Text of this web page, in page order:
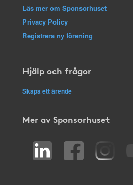
Läs mer om Sponsorhuset
Privacy Policy
Registrera ny förening
Hjälp och frågor
Skapa ett ärende
Mer av Sponsorhuset